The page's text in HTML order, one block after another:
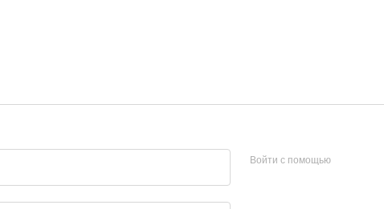
Войти с помощью